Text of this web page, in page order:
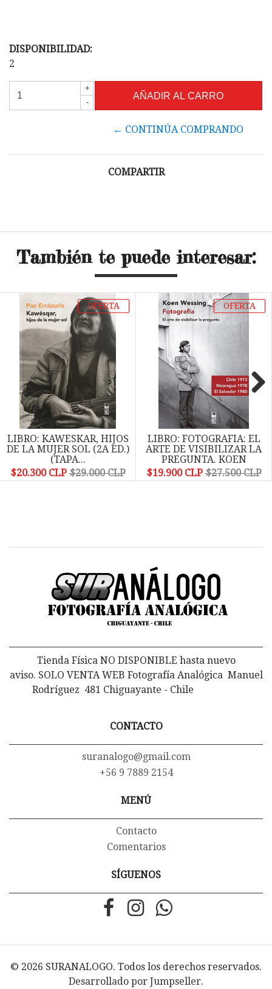
DISPONIBILIDAD:
2
+
-
← CONTINÚA COMPRANDO
COMPARTIR
También te puede interesar:
OFERTA
LIBRO: KAWESKAR, HIJOS
DE LA MUJER SOL (2A ED.)
(TAPA...
$20.300 CLP $29.000 CLP
OFERTA
LIBRO: FOTOGRAFIA: EL
ARTE DE VISIBILIZAR LA
PREGUNTA. KOEN
WESSING...
$19.900 CLP $27.500 CLP
Next
Tienda Física NO DISPONIBLE hasta nuevo
aviso. SOLO VENTA WEB Fotografía Analógica Manuel
Rodríguez 481 Chiguayante - Chile
CONTACTO
suranalogo@gmail.com
+56 9 7889 2154
MENÚ
Contacto
Comentarios
SÍGUENOS
© 2026 SURANALOGO. Todos los derechos reservados.
Desarrollado por Jumpseller.